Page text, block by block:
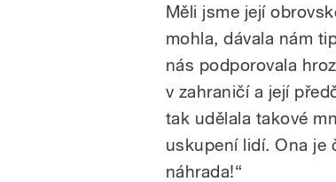
Měli jsme její
mohla, dávala nám
nás podporovala
v zahraničí a její
tak udělala takové
uskupení lidí. Ona je
náhrada!“